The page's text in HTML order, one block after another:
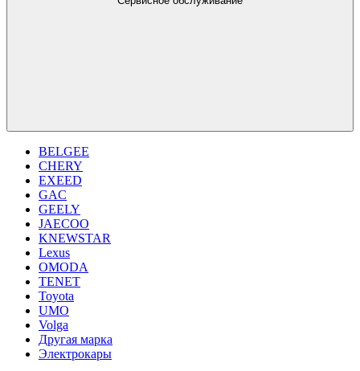
BELGEE
CHERY
EXEED
GAC
GEELY
JAECOO
KNEWSTAR
Lexus
OMODA
TENET
Toyota
UMO
Volga
Другая марка
Электрокары